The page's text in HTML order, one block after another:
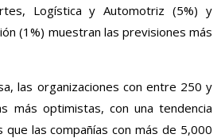
Logística y Automotriz (5%) y
(1%) muestran las previsiones más
las organizaciones con entre 250 y
más optimistas, con una tendencia
las compañías con más de 5,000